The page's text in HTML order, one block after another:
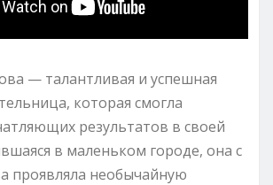
— талантливая и успешная
которая смогла
результатов в своей
в маленьком городе, она с
проявляла необычайную